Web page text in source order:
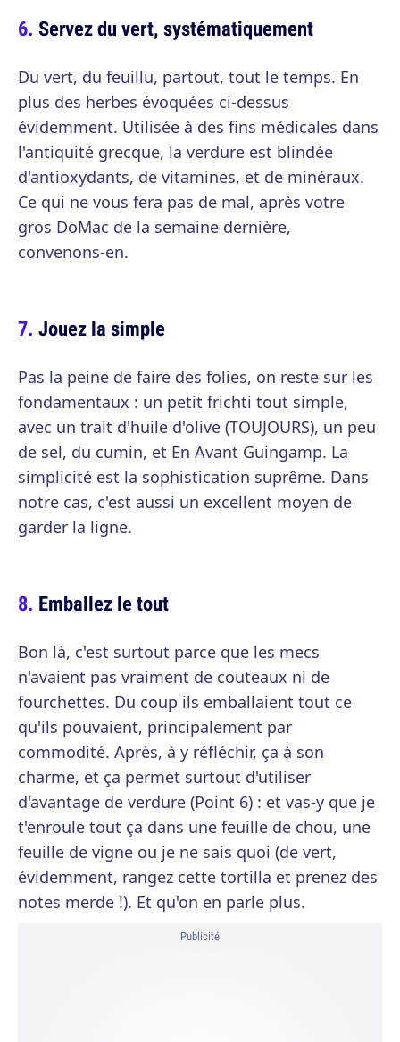
Servez du vert, systématiquement
Du vert, du feuillu, partout, tout le temps. En
plus des herbes évoquées ci-dessus
évidemment. Utilisée à des fins médicales dans
l'antiquité grecque, la verdure est blindée
d'antioxydants, de vitamines, et de minéraux.
Ce qui ne vous fera pas de mal, après votre
gros DoMac de la semaine dernière,
convenons-en.
Jouez la simple
Pas la peine de faire des folies, on reste sur les
fondamentaux : un petit frichti tout simple,
avec un trait d'huile d'olive (TOUJOURS), un peu
de sel, du cumin, et En Avant Guingamp. La
simplicité est la sophistication suprême. Dans
notre cas, c'est aussi un excellent moyen de
garder la ligne.
Emballez le tout
Bon là, c'est surtout parce que les mecs
n'avaient pas vraiment de couteaux ni de
fourchettes. Du coup ils emballaient tout ce
qu'ils pouvaient, principalement par
commodité. Après, à y réfléchir, ça à son
charme, et ça permet surtout d'utiliser
d'avantage de verdure (Point 6) : et vas-y que je
t'enroule tout ça dans une feuille de chou, une
feuille de vigne ou je ne sais quoi (de vert,
évidemment, rangez cette tortilla et prenez des
notes merde !). Et qu'on en parle plus.
Publicité